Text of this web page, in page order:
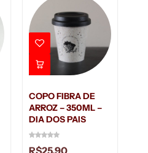
COPO FIBRA DE
ARROZ – 350ML –
DIA DOS PAIS
R$25,90